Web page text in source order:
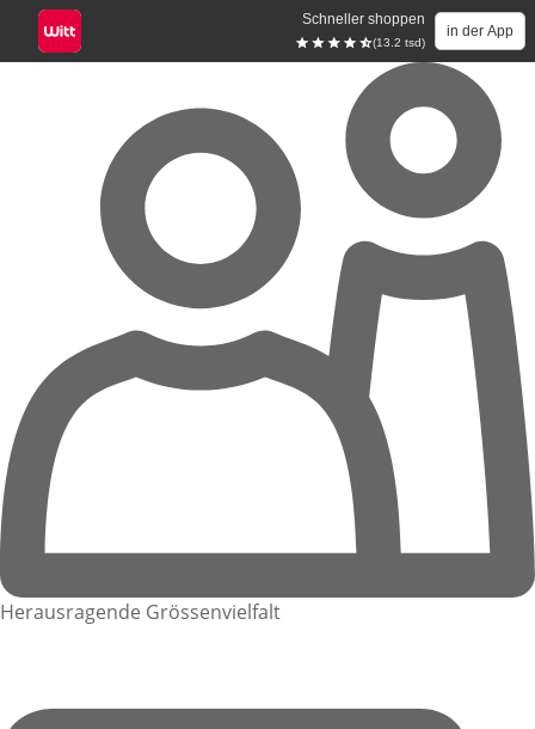
Schneller shoppen
(13.2 tsd)
in der App
Herausragende Grössenvielfalt